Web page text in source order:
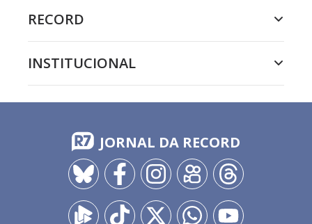
RECORD
INSTITUCIONAL
JORNAL DA RECORD